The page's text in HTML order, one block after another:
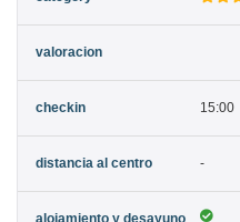
15:00
-